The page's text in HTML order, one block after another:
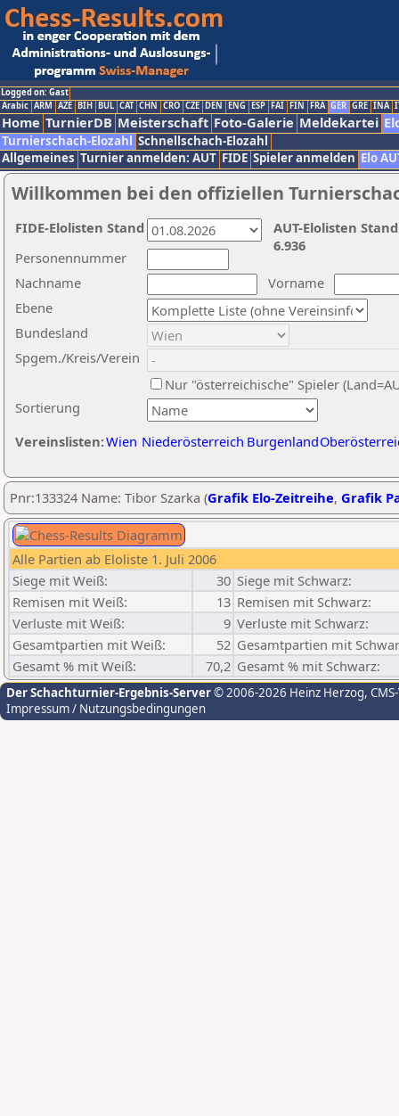
Logged on: Gast
Arabic ARM AZE BIH BUL CAT CHN CRO CZE DEN ENG ESP FAI FIN FRA GER GRE INA
Home TurnierDB Meisterschaft Foto-Galerie Meldekartei
Turnierschach-Elozahl Schnellschach-Elozahl
Allgemeines Turnier anmelden: AUT FIDE Spieler anmelden Elo
Willkommen bei den offiziellen
Nachname
Vorname
Ebene
Sortierung
Personennummer
Bundesland
Spgem./Kreis/Verein
Nur "österreichische" Spieler
Vereinslisten:Wien Niederösterreich Burgenland
AUT-Elolisten
6.936
FIDE-Elolisten Stand
Pnr:133324 Name: Tibor Szarka (Grafik Elo-Zeitreihe, Grafik
Alle Partien ab Eloliste 1. Juli 2006
Siege mit Weiß:
30 Siege mit Schwarz:
Remisen mit Weiß:
13 Remisen mit Schwarz:
Verluste mit Weiß:
9 Verluste mit Schwarz:
Gesamtpartien mit Weiß:
52 Gesamtpartien mit
Gesamt % mit Weiß:
70,2 Gesamt % mit Schwarz:
Der Schachturnier-Ergebnis-Server© 2006-2026 Heinz Herzog,
Impressum / Nutzungsbedingungen